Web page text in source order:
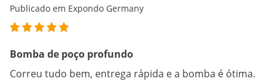
Publicado em Expondo Germany
Bomba de poço profundo
Correu tudo bem, entrega rápida e a bomba é ótima.